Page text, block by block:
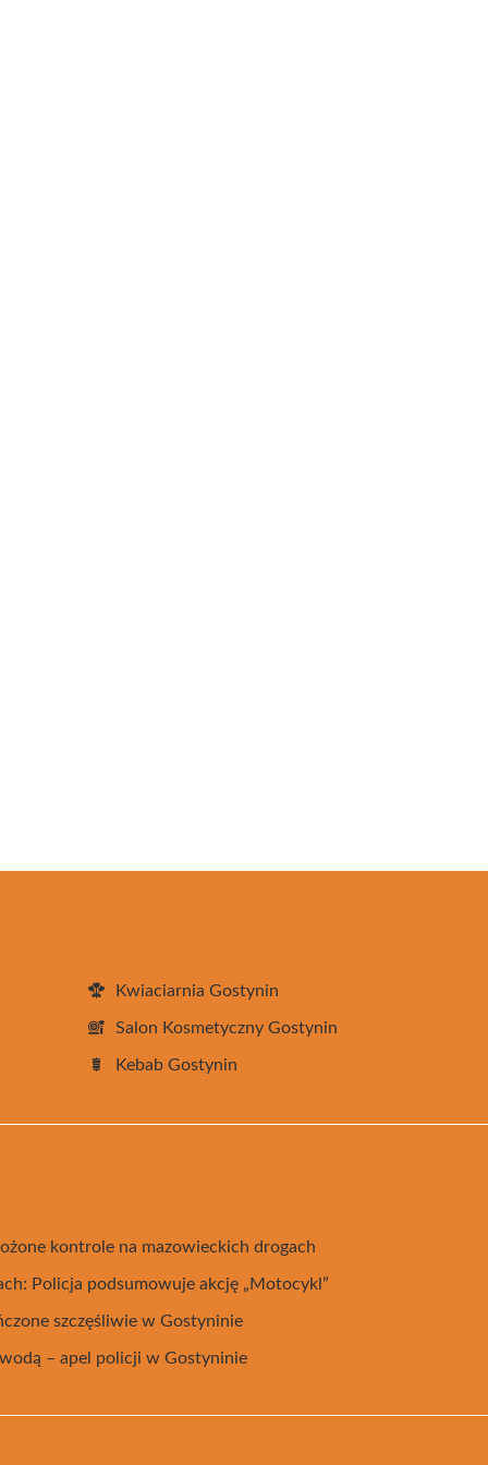
Kwiaciarnia Gostynin
Salon Kosmetyczny Gostynin
Kebab Gostynin
kontrole na mazowieckich drogach
Policja podsumowuje akcję „Motocykl”
szczęśliwie w Gostyninie
– apel policji w Gostyninie